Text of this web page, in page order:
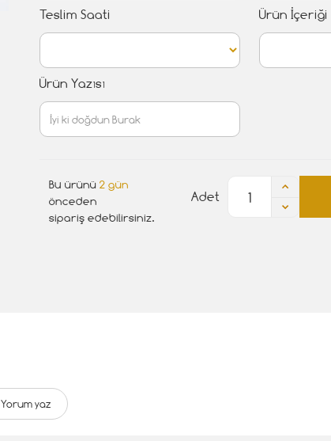
Teslim Saati Ürün İçeriği
Ürün Yazısı
Bu ürünü 2 gün
önceden
sipariş edebilirsiniz.
Adet
Yorum yaz